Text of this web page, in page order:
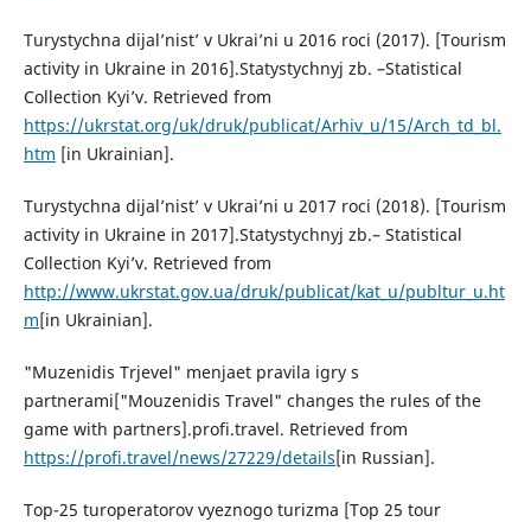
Turystychna dijal’nist’ v Ukrai’ni u 2016 roci (2017). [Tourism
activity in Ukraine in 2016].Statystychnyj zb. –Statistical
Collection Kyi’v. Retrieved from
https://ukrstat.org/uk/druk/publicat/Arhiv_u/15/Arch_td_bl.
htm [in Ukrainian].
Turystychna dijal’nist’ v Ukrai’ni u 2017 roci (2018). [Tourism
activity in Ukraine in 2017].Statystychnyj zb.– Statistical
Collection Kyi’v. Retrieved from
http://www.ukrstat.gov.ua/druk/publicat/kat_u/publtur_u.ht
m[in Ukrainian].
"Muzenidis Trjevel" menjaet pravila igry s
partnerami["Mouzenidis Travel" changes the rules of the
game with partners].profi.travel. Retrieved from
https://profi.travel/news/27229/details[in Russian].
Top-25 turoperatorov vyeznogo turizma [Top 25 tour